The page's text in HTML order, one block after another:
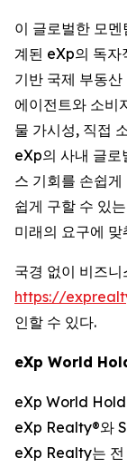
이 글로벌한 모
계된 eXp의 독자
기반 국제 부동산
에이전트와 소비
물 가시성, 직접
eXp의 사내 글로
스 기회를 손쉽
쉽게 구할 수 있
미래의 요구에
국경 없이 비즈
https://
인할 수 있다.
eXp World
eXp World
eXp Realty®와
eXp Realty는 전